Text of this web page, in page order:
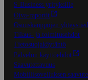
S-Business yrityksille
Oiva-raportit
Osuuskauppojen
Tilaus- ja toimitusehdot
Tietosuojakäytäntö
Palvelun käyttöehdot
Saavutettavuus
Mobiilisovelluksen